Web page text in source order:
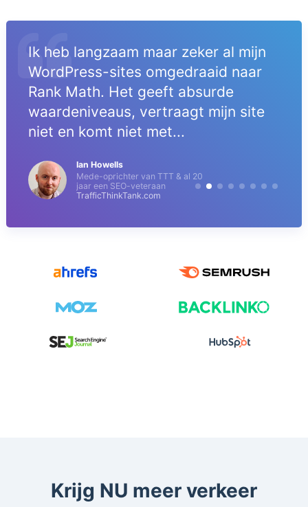
Ik heb langzaam maar zeker al mijn
WordPress-sites omgedraaid naar
Rank Math. Het geeft absurde
waardeniveaus, vertraagt mijn site
niet en komt niet met...
Ian Howells
Mede-oprichter van TTT & al 20
jaar een SEO-veteraan
TrafficThinkTank.com
Krijg NU meer verkeer